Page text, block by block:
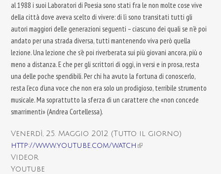
al 1988 i suoi Laboratori di Poesia sono stati fra le non molte cose vive
della città dove aveva scelto di vivere: di lì sono transitati tutti gli
autori maggiori delle generazioni seguenti – ciascuno dei quali se n’è poi
andato per una strada diversa, tutti mantenendo viva però quella
lezione. Una lezione che s’è poi riverberata sui più giovani ancora, più o
meno a distanza. E che per gli scrittori di oggi, in versi e in prosa, resta
una delle poche spendibili. Per chi ha avuto la fortuna di conoscerlo,
resta l’eco d’una voce che non era solo un prodigioso, terribile strumento
musicale. Ma soprattutto la sferza di un carattere che «non concede
smarrimenti» (Andrea Cortellessa).
Venerdì, 25. Maggio 2012 (Tutto il giorno)
http://www.youtube.com/watch (link is external)
Videor
Youtube